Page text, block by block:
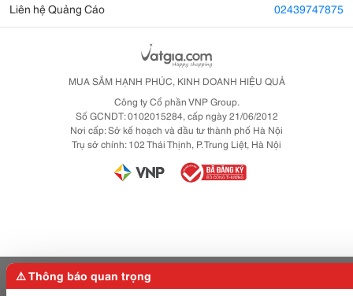
Liên hệ Quảng Cáo 02439747875
MUA SẮM HẠNH PHÚC, KINH DOANH HIỆU QUẢ
Công ty Cổ phần VNP Group.
Số GCNDT: 0102015284, cấp ngày 21/06/2012
Nơi cấp: Sở kế hoạch và đầu tư thành phố Hà Nội
Trụ sở chính: 102 Thái Thịnh, P. Trung Liệt, Hà Nội
⚠️ Thông báo quan trọng